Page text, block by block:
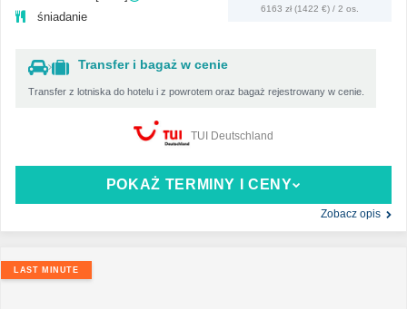
śniadanie
Transfer i bagaż w cenie
Transfer z lotniska do hotelu i z powrotem oraz bagaż rejestrowany w cenie.
6163 zł (1422 €) / 2 os.
POKAŻ TERMINY I CENY
Zobacz opis
TUI Deutschland
LAST MINUTE